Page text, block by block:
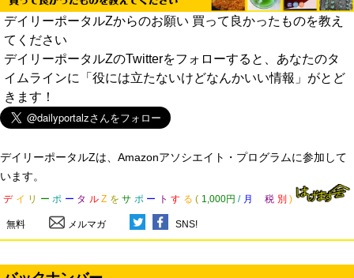
デイリーポータルZからのお願い 買って良かったものを教え
てください
デイリーポータルZのTwitterをフォローすると、あなたのタ
イムラインに「役には立たないけどなんかいい情報」がとど
きます！
デイリーポータルZは、Amazonアソシエイト・プログラムに参加して
います。
デ イ リ ー ポ ー タ ル Z を サ ポ ー ト す る ( 1,000円 / 月 税 別 )
無料 メルマガ SNS!